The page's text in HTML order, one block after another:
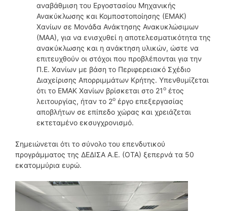
αναβάθμιση του Εργοστασίου Μηχανικής
Ανακύκλωσης και Κομποστοποίησης (ΕΜΑΚ)
Χανίων σε Μονάδα Ανάκτησης Ανακυκλώσιμων
(ΜΑΑ), για να ενισχυθεί η αποτελεσματικότητα της
ανακύκλωσης και η ανάκτηση υλικών, ώστε να
επιτευχθούν οι στόχοι που προβλέπονται για την
Π.Ε. Χανίων με βάση το Περιφερειακό Σχέδιο
Διαχείρισης Απορριμμάτων Κρήτης. Υπενθυμίζεται
ότι το ΕΜΑΚ Χανίων βρίσκεται στο 21ο έτος
λειτουργίας, ήταν το 2ο έργο επεξεργασίας
αποβλήτων σε επίπεδο χώρας και χρειάζεται
εκτεταμένο εκσυγχρονισμό.
Σημειώνεται ότι το σύνολο του επενδυτικού
προγράμματος της ΔΕΔΙΣΑ Α.Ε. (ΟΤΑ) ξεπερνά τα 50
εκατομμύρια ευρώ.